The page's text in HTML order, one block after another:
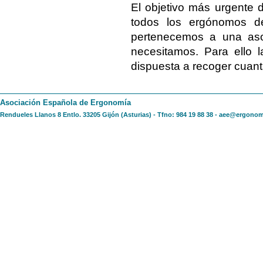
El objetivo más urgente
todos los ergónomos
pertenecemos a una
necesitamos. Para ello
dispuesta a recoger
Asociación Española de Ergonomía
Rendueles Llanos 8 Entlo. 33205 Gijón (Asturias) - Tfno: 984 19 88 38 -